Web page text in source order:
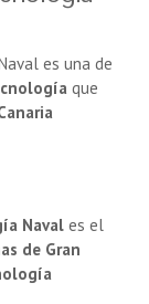
es una de
que
Naval es el
de Gran